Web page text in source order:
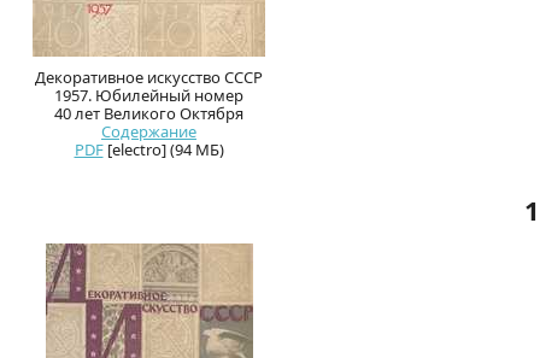
Декоративное искусство СССР
1957. Юбилейный номер
40 лет Великого Октября
Содержание
PDF[electro] (94 МБ)